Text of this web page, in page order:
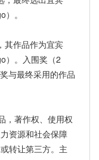
）。
其作品作为宜宾
）。入围奖（2
与最终采用的作品
，著作权、使用权
资源和社会保障
转让第三方。主